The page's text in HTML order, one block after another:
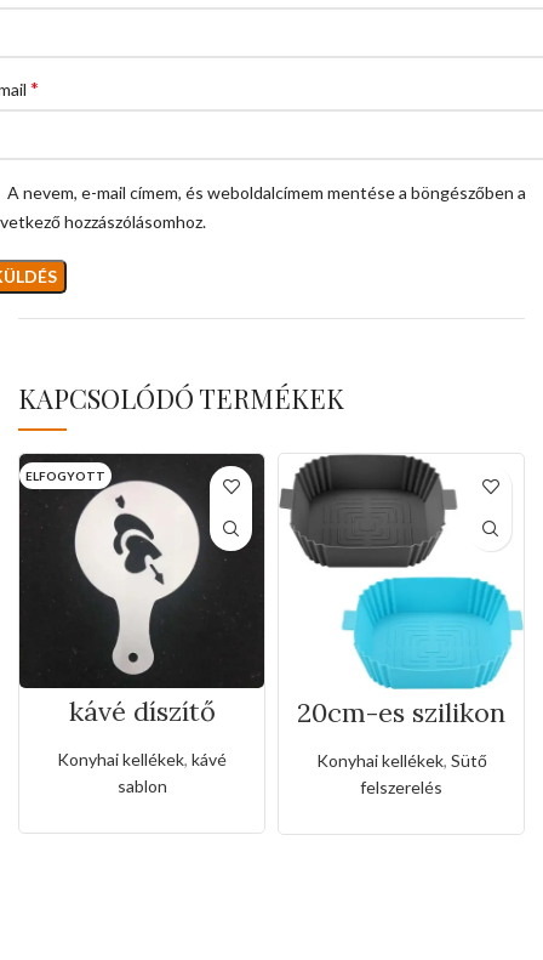
*
A nevem, e-mail címem, és weboldalcímem mentése a böngészőben a
hozzászólásomhoz.
KAPCSOLÓDÓ TERMÉKEK
ELFOGYOTT
kávé díszítő
sablon(>–szív–>)
Konyhai kellékek, kávé
sablon
20cm-es szilikon
Konyhai kellékek, Sütő
felszerelés